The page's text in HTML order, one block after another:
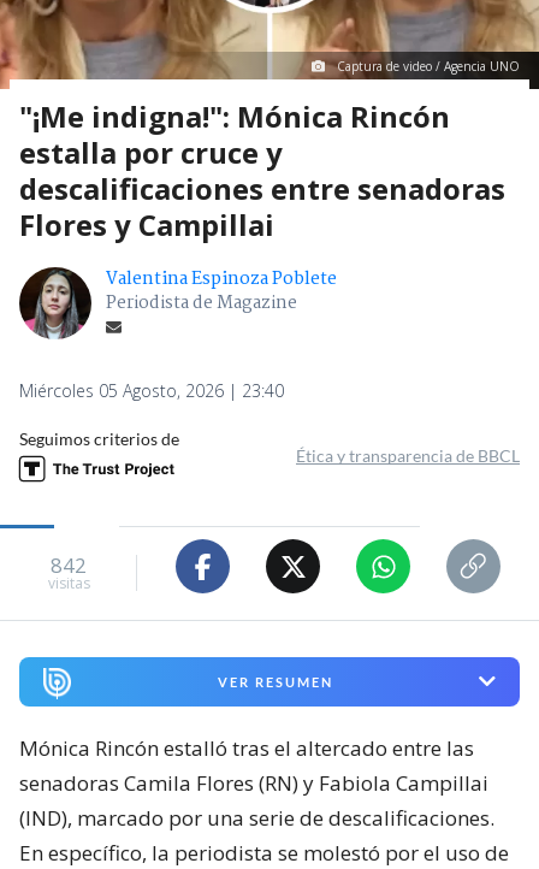
Captura de video / Agencia UNO
"¡Me indigna!": Mónica Rincón
estalla por cruce y
descalificaciones entre senadoras
Flores y Campillai
Valentina Espinoza Poblete
Periodista de Magazine
Miércoles 05 Agosto, 2026 | 23:40
Seguimos criterios de
Ética y transparencia de BBCL
842
visitas
VER RESUMEN
Mónica Rincón estalló tras el altercado entre las
senadoras Camila Flores (RN) y Fabiola Campillai
(IND), marcado por una serie de descalificaciones.
En específico, la periodista se molestó por el uso de